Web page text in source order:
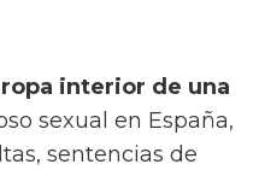
ropa interior de una
sexual en España,
sentencias de